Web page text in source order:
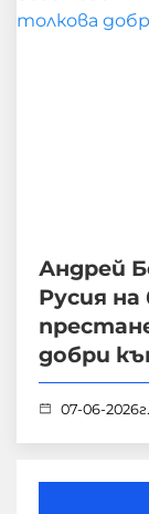
Андрей
Русия
добри
07-06-2026г.